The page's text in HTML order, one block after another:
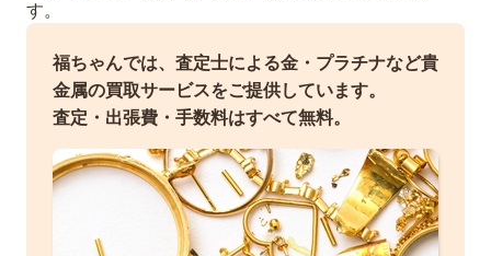
す。
福ちゃんでは、査定士による金・プラチナなど貴
金属の買取サービスをご提供しています。
査定・出張費・手数料はすべて無料。